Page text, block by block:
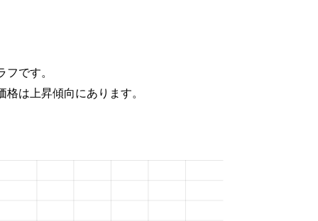
です。
は上昇傾向にあります。